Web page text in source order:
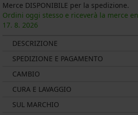
Merce DISPONIBILE per la spedizione.
Ordini oggi stesso e riceverà la merce
17. 8. 2026
DESCRIZIONE
SPEDIZIONE E PAGAMENTO
CAMBIO
CURA E LAVAGGIO
SUL MARCHIO